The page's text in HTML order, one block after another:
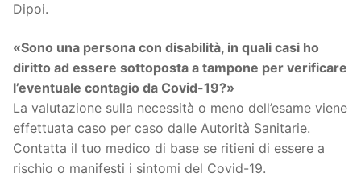
Dipoi.
«Sono una persona con disabilità, in quali casi ho
diritto ad essere sottoposta a tampone per verificare
l’eventuale contagio da Covid-19?»
La valutazione sulla necessità o meno dell’esame viene
effettuata caso per caso dalle Autorità Sanitarie.
Contatta il tuo medico di base se ritieni di essere a
rischio o manifesti i sintomi del Covid-19.